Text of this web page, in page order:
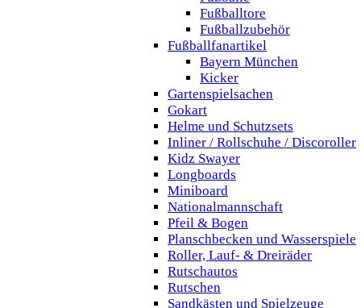
Fußballtore
Fußballzubehör
Fußballfanartikel
Bayern München
Kicker
Gartenspielsachen
Gokart
Helme und Schutzsets
Inliner / Rollschuhe / Discoroller
Kidz Swayer
Longboards
Miniboard
Nationalmannschaft
Pfeil & Bogen
Planschbecken und Wasserspiele
Roller, Lauf- & Dreiräder
Rutschautos
Rutschen
Sandkästen und Spielzeuge